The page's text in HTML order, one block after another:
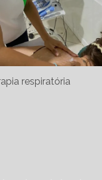
respiratória